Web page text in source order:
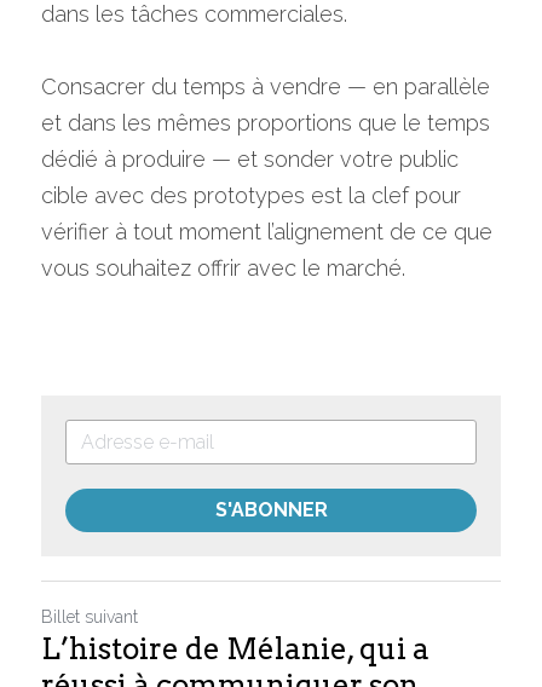
dans les tâches commerciales.
Consacrer du temps à vendre — en parallèle
et dans les mêmes proportions que le temps
dédié à produire — et sonder votre public
cible avec des prototypes est la clef pour
vérifier à tout moment l’alignement de ce que
vous souhaitez offrir avec le marché.
S'ABONNER
Billet suivant
L’histoire de Mélanie, qui a